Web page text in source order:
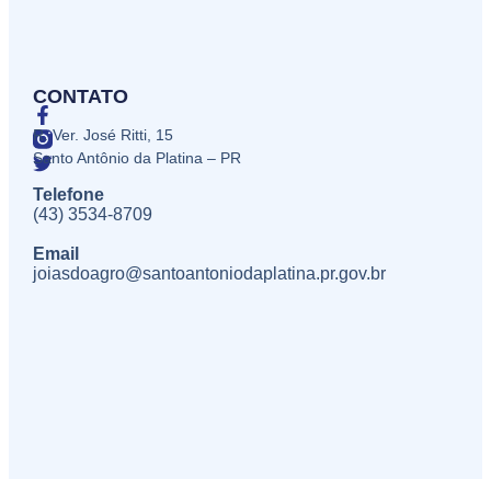
CONTATO
R. Ver. José Ritti, 15
Santo Antônio da Platina – PR
Telefone
(43) 3534-8709
Email
joiasdoagro@santoantoniodaplatina.pr.gov.br